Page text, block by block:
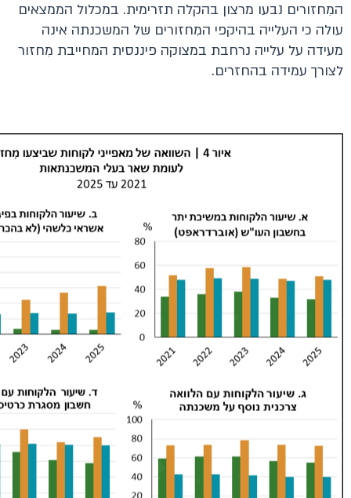
המִחזורים נבעו מרצון בהקלה תזרימית. במכלול הממצאים
עולה כי העלייה בהיקפי המִחזורים של המשכנתה אינה
מעידה על עלייה נרחבת במצוקה פיננסית המחייבת מִחזור
לצורך עמידה בהחזרים.